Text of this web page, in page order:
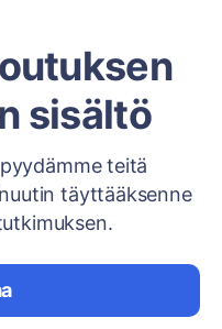
sisältö
teitä
täyttääksenne